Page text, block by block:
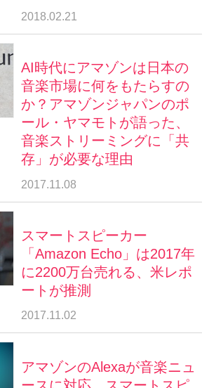
2018.02.21
AI時代にアマゾンは日本の
音楽市場に何をもたらすの
か？アマゾンジャパンのポ
ール・ヤマモトが語った、
音楽ストリーミングに「共
存」が必要な理由
2017.11.08
スマートスピーカー
「Amazon Echo」は2017年
に2200万台売れる、米レポ
ートが推測
2017.11.02
アマゾンのAlexaが音楽ニュ
ースに対応。スマートスピ